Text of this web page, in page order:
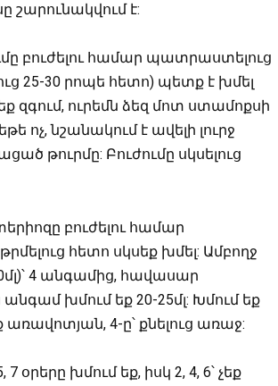
շարունակվում է:
բուժելու համար պատրաստելուց
25-30 րոպե հետո) պետք է խմել
զգում, ուրեմն ձեզ մոտ ստամոքսի
ոչ, նշանակում է ավելի լուրջ
թուրմը: Բուժումը սկսելուց
բուժելու համար
հետո սկսեք խմել: Ամբողջ
4 անգամից, հավասար
խմում եք 20-25մլ: Խմում եք
4-ը՝ քնելուց առաջ:
օրերը խմում եք, իսկ 2, 4, 6՝ չեք